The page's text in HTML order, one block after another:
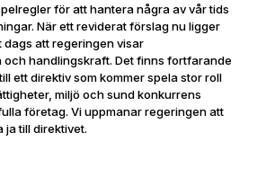
för att hantera några av vår tids
När ett reviderat förslag nu ligger
dags att regeringen visar
och handlingskraft. Det finns fortfarande
ett direktiv som kommer spela stor roll
miljö och sund konkurrens
företag. Vi uppmanar regeringen att
ja till direktivet.